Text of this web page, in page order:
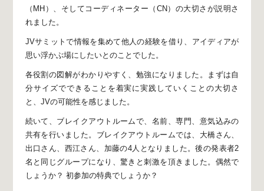
（MH）、 そしてコーディネーター（CN）の大切さが説明さ
れました。
JVサミットで情報を集めて他人の経験を借り、 アイディアが
思い浮かぶ場にしたいとのことでした。
各役割の図解がわかりやすく、勉強になりました。
まずは自
分サイズでできることを着実に実践していくことの大切さ
と、 JVの可能性を感じました。
続いて、 ブレイクアウトルームで、名前、専門、意気込みの
共有を行いました。 ブレイクアウトルームでは、大橋さん、
出口さん、西江さん、加藤の4人となりました。後の発表者2
名と同じグループになり、驚きと刺激を頂きました。 偶然で
しょうか？ 初参加の特典でしょうか？